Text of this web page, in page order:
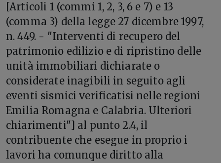
[Articoli 1 (commi 1, 2, 3, 6 e 7) e 13
(comma 3) della legge 27 dicembre 1997,
n. 449. - "Interventi di recupero del
patrimonio edilizio e di ripristino delle
unità immobiliari dichiarate o
considerate inagibili in seguito agli
eventi sismici verificatisi nelle regioni
Emilia Romagna e Calabria. Ulteriori
chiarimenti"] al punto 2.4, il
contribuente che esegue in proprio i
lavori ha comunque diritto alla